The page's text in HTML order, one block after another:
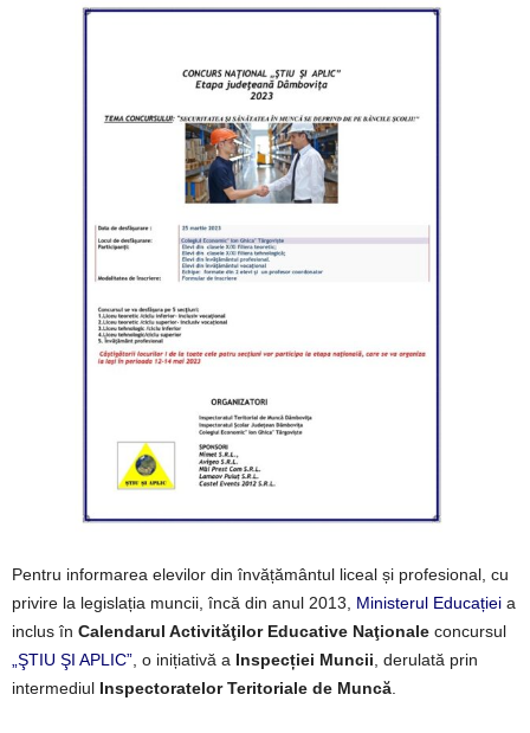
Pentru informarea elevilor din învățământul liceal și profesional, cu
privire la legislația muncii, încă din anul 2013, Ministerul Educației a
inclus în Calendarul Activităţilor Educative Naţionale concursul
„ŞTIU ŞI APLIC” , o inițiativă a Inspecției Muncii , derulată prin
intermediul Inspectoratelor Teritoriale de Muncă